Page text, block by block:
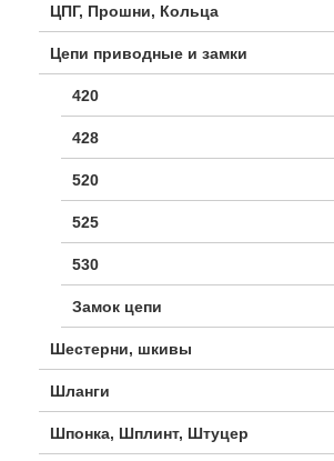
ЦПГ, Прошни, Кольца
Цепи приводные и замки
420
428
520
525
530
Замок цепи
Шестерни, шкивы
Шланги
Шпонка, Шплинт, Штуцер